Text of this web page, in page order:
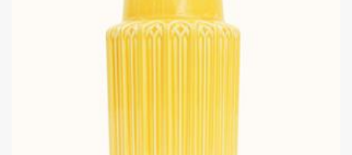
Candeeiro Peixe - Escultura "MAR"